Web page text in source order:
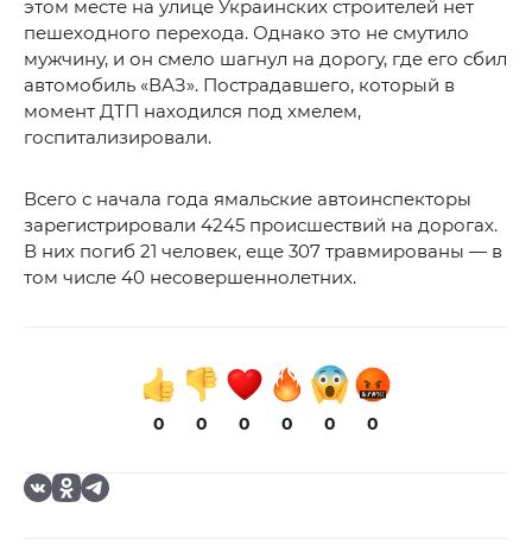
этом месте на улице Украинских строителей нет
пешеходного перехода. Однако это не смутило
мужчину, и он смело шагнул на дорогу, где его сбил
автомобиль «ВАЗ». Пострадавшего, который в
момент ДТП находился под хмелем,
госпитализировали.
Всего с начала года ямальские автоинспекторы
зарегистрировали 4245 происшествий на дорогах.
В них погиб 21 человек, еще 307 травмированы — в
том числе 40 несовершеннолетних.
0 0 0 0 0 0